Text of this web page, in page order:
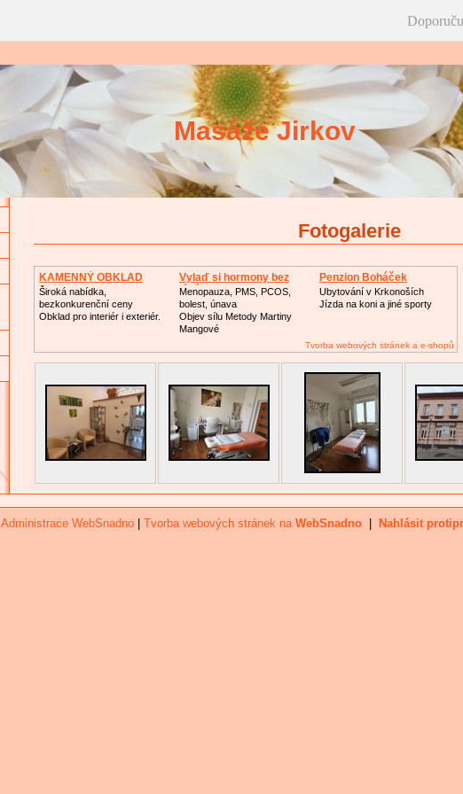
Masáže Jirkov
Fotogalerie
KAMENNÝ OBKLAD
Široká nabídka,
bezkonkurenční ceny
Obklad pro interiér i exteriér.
Vylaď si hormony bez
léků
Menopauza, PMS, PCOS,
bolest, únava
Objev sílu Metody Martiny
Mangové
Penzion Boháček
Ubytování v Krkonoších
Jízda na koni a jiné sporty
Tvorba webových stránek a e-shopů
Administrace WebSnadno Tvorba webových stránek na WebSnadno Nahlásit